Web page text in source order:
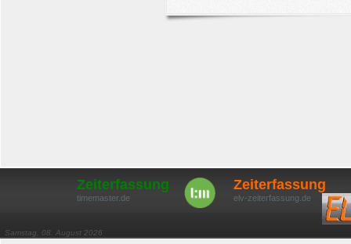
Zeiterfassung
timemaster.de
Zeiterfassung
elv-zeiterfassung.de
Samstag, 08. August 2026